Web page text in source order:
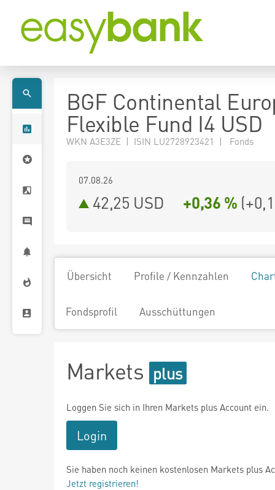
BGF Continental
Flexible Fund I4 USD
WKN A3E3ZE | ISIN LU2728923421 | Fonds
07.08.26
42,25 USD +0,36 % (
Übersicht Profile / Kennzahlen
Fondsprofil Ausschüttungen
Markets
Loggen Sie sich in Ihren Markets plus Account ein.
Login
Sie haben noch keinen kostenlosen Markets plus
Jetzt registrieren!